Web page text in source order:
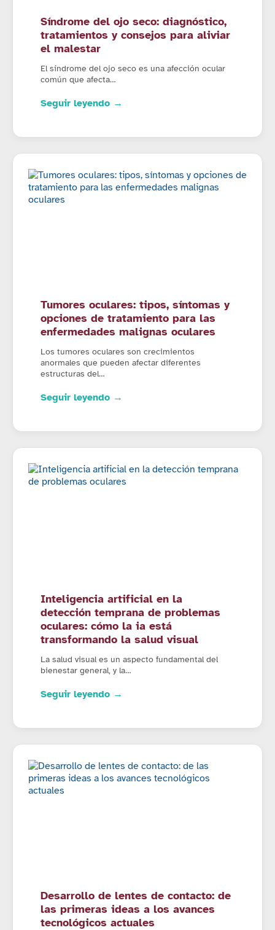
Síndrome del ojo seco: diagnóstico,
tratamientos y consejos para aliviar
el malestar
El síndrome del ojo seco es una afección ocular
común que afecta…
Seguir leyendo →
Tumores oculares: tipos, síntomas y
opciones de tratamiento para las
enfermedades malignas oculares
Los tumores oculares son crecimientos
anormales que pueden afectar diferentes
estructuras del…
Seguir leyendo →
Inteligencia artificial en la
detección temprana de problemas
oculares: cómo la ia está
transformando la salud visual
La salud visual es un aspecto fundamental del
bienestar general, y la…
Seguir leyendo →
Desarrollo de lentes de contacto: de
las primeras ideas a los avances
tecnológicos actuales